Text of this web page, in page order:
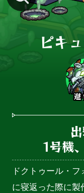
ピキ
1号機
ドクトゥール・
に寝返った際に製